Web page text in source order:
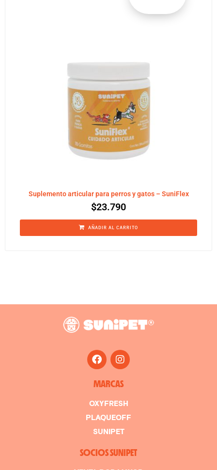
Suplemento articular para perros y gatos – SuniFlex
$23.790
AÑADIR AL CARRITO
MARCAS
OXYFRESH
PLAQUEOFF
SUNIPET
SOCIOS SUNIPET